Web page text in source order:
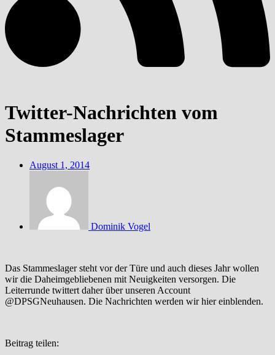
Twitter-Nachrichten vom
Stammeslager
August 1, 2014
Dominik Vogel
Das Stammeslager steht vor der Türe und auch dieses Jahr wollen
wir die Daheimgebliebenen mit Neuigkeiten versorgen. Die
Leiterrunde twittert daher über unseren Account
@DPSGNeuhausen. Die Nachrichten werden wir hier einblenden.
Beitrag teilen: